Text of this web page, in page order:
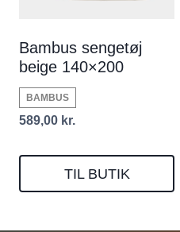
Bambus sengetøj
beige 140×200
BAMBUS
589,00 kr.
TIL BUTIK